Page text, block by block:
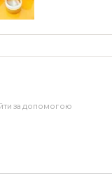
за допомогою